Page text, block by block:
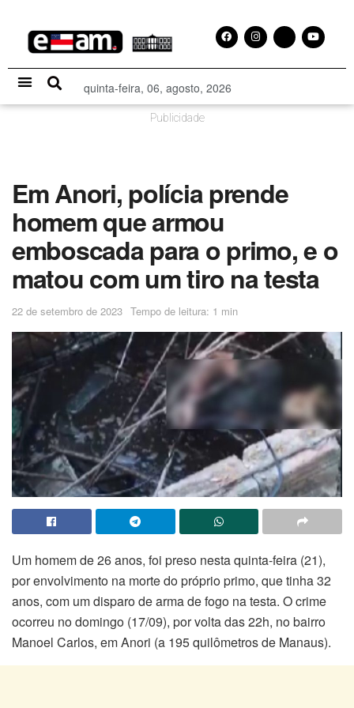
quinta-feira, 06, agosto, 2026
Publicidade
Em Anori, polícia prende
homem que armou
emboscada para o primo, e o
matou com um tiro na testa
22 de setembro de 2023 Tempo de leitura: 1 min
Um homem de 26 anos, foi preso nesta quinta-feira (21),
por envolvimento na morte do próprio primo, que tinha 32
anos, com um disparo de arma de fogo na testa. O crime
ocorreu no domingo (17/09), por volta das 22h, no bairro
Manoel Carlos, em Anori (a 195 quilômetros de Manaus).